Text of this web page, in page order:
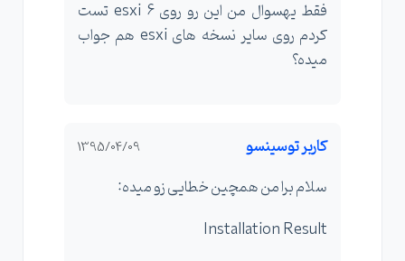
فقط یهسوال من این رو روی esxi 6 تست
کردم روی سایر نسخه های esxi هم جواب
میده؟
کاربر توسینسو 1395/04/09
سلام برا من همچین خطایی زو میده:
Installation Result